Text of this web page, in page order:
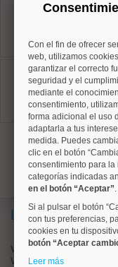
Lo más buscado
Valorar vivienda online
Vender piso
Con el fin de ofrecer
web, utilizamos
garantizar el correcto
seguridad y el
mediante el
consentimiento,
forma adicional el uso
adaptarla a tus
medida. Puedes
clic en el botón
consentimiento para
categorías indicadas
en el botón “Aceptar”.
Si al pulsar el botón
con tus preferencias,
cookies en tu
botón “Aceptar
Leer más